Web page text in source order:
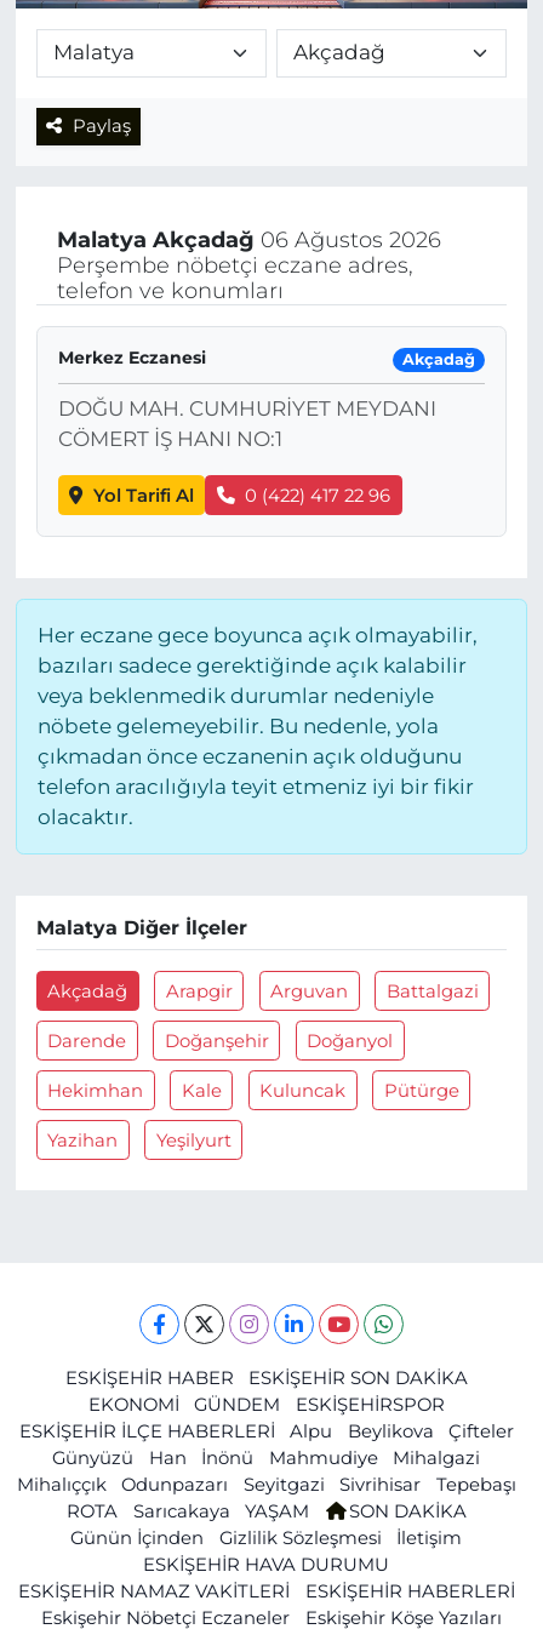
Paylaş
Malatya Akçadağ 06 Ağustos 2026
Perşembe nöbetçi eczane adres,
telefon ve konumları
Merkez Eczanesi Akçadağ
DOĞU MAH. CUMHURİYET MEYDANI
CÖMERT İŞ HANI NO:1
Yol Tarifi Al 0 (422) 417 22 96
Her eczane gece boyunca açık olmayabilir,
bazıları sadece gerektiğinde açık kalabilir
veya beklenmedik durumlar nedeniyle
nöbete gelemeyebilir. Bu nedenle, yola
çıkmadan önce eczanenin açık olduğunu
telefon aracılığıyla teyit etmeniz iyi bir fikir
olacaktır.
Malatya Diğer İlçeler
Akçadağ Arapgir Arguvan Battalgazi
Darende Doğanşehir Doğanyol
Hekimhan Kale Kuluncak Pütürge
Yazihan Yeşilyurt
ESKİŞEHİR HABER
ESKİŞEHİR SON DAKİKA
EKONOMİ
GÜNDEM
ESKİŞEHİRSPOR
ESKİŞEHİR İLÇE HABERLERİ
Alpu Beylikova
Çifteler
Günyüzü
Han İnönü Mahmudiye
Mihalgazi
Mihalıççık
Odunpazarı Seyitgazi Sivrihisar
Tepebaşı
ROTA
Sarıcakaya YAŞAM
SON DAKİKA
Günün İçinden
Gizlilik Sözleşmesi
İletişim
ESKİŞEHİR HAVA DURUMU
ESKİŞEHİR NAMAZ VAKİTLERİ
ESKİŞEHİR HABERLERİ
Eskişehir Nöbetçi Eczaneler
Eskişehir Köşe Yazıları